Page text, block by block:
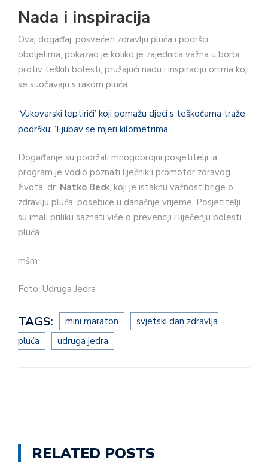
Nada i inspiracija
Ovaj događaj, posvećen zdravlju pluća i podršci
oboljelima, pokazao je koliko je zajednica važna u borbi
protiv teških bolesti, pružajući nadu i inspiraciju onima koji
se suočavaju s rakom pluća.
‘Vukovarski leptirići’ koji pomažu djeci s teškoćama traže
podršku: ‘Ljubav se mjeri kilometrima’
Događanje su podržali mnogobrojni posjetitelji, a
program je vodio poznati liječnik i promotor zdravog
života, dr. Natko Beck, koji je istaknu važnost brige o
zdravlju pluća, posebice u današnje vrijeme. Posjetitelji
su imali priliku saznati više o prevenciji i liječenju bolesti
pluća.
mšm
Foto: Udruga Jedra
TAGS: mini maraton
svjetski dan zdravlja
pluća
udruga jedra
RELATED POSTS